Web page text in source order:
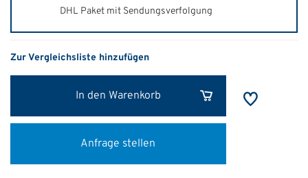
DHL Paket mit Sendungsverfolgung
Zur Vergleichsliste hinzufügen
In den Warenkorb
Anfrage stellen